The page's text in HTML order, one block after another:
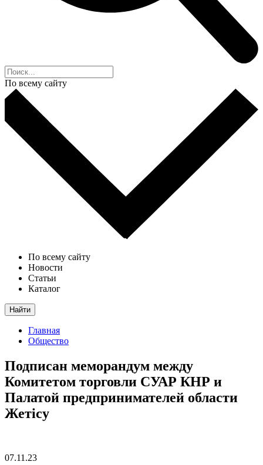
По всему сайту
По всему сайту
Новости
Статьи
Каталог
Найти
Главная
Общество
Подписан меморандум между
Комитетом торговли СУАР КНР и
Палатой предпринимателей области
Жетісу
07.11.23